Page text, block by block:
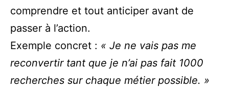
comprendre et tout anticiper avant de
passer à l’action.
Exemple concret : « Je ne vais pas me
reconvertir tant que je n’ai pas fait 1000
recherches sur chaque métier possible. »